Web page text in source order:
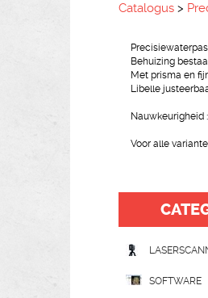
Catalogus >
Behuizing
Met prisma en
Libelle
Nauwkeurigheid
Voor alle
SOFTWARE